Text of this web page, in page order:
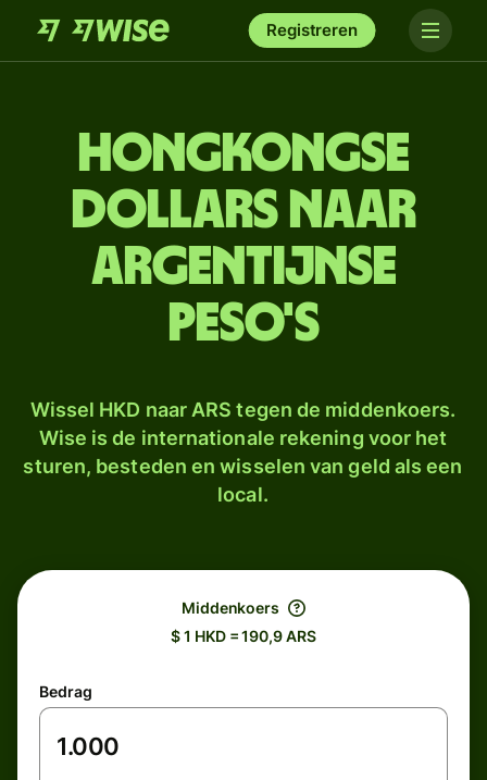
Registreren
Hongkongse
dollars naar
Argentijnse
peso's
Wissel HKD naar ARS tegen de middenkoers.
Wise is de internationale rekening voor het
sturen, besteden en wisselen van geld als een
local.
Middenkoers
$ 1 HKD = 190,9 ARS
Bedrag